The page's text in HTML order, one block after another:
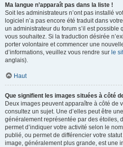
Ma langue n’apparaît pas dans la liste !
Soit les administrateurs n’ont pas installé
logiciel n’a pas encore été traduit dans
un administrateur du forum s’il est possible
vous souhaitez. Si la traduction désirée
porter volontaire et commencer une
d’informations, veuillez vous rendre sur le
anglais).
Haut
Que signifient les images situées à côté
Deux images peuvent apparaître à côté de
consultez un sujet. Une d’elles peut être
généralement représentée par des étoiles,
permet d’indiquer votre activité selon le
publié, ou permet de différencier votre
image, généralement plus grande, est une